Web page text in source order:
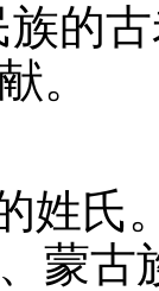
族的
。
姓氏
蒙古